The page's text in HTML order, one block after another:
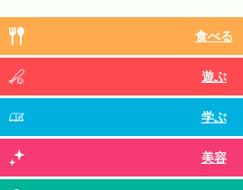
食べる
遊ぶ
学ぶ
美容